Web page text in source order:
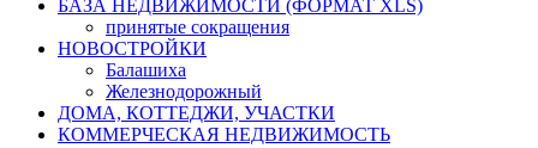
БАЗА НЕДВИЖИМОСТИ (ФОРМАТ XLS)
принятые сокращения
НОВОСТРОЙКИ
Балашиха
Железнодорожный
ДОМА, КОТТЕДЖИ, УЧАСТКИ
КОММЕРЧЕСКАЯ НЕДВИЖИМОСТЬ